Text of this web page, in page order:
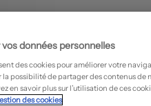
données personnelles
des cookies pour améliorer votre
possibilité de partager des contenus de
en savoir plus sur l’utilisation de ces
des cookies